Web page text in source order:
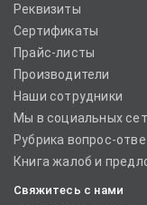
Реквизиты
Сертификаты
Прайс-листы
Производители
Наши сотрудники
Мы в социальных
Рубрика вопрос-
Книга жалоб и
Свяжитесь с нами